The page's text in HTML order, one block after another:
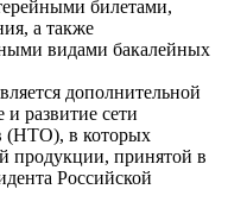
билетами,
а также
видами бакалейных
дополнительной
развитие сети
(НТО), в которых
продукции, принятой в
Российской